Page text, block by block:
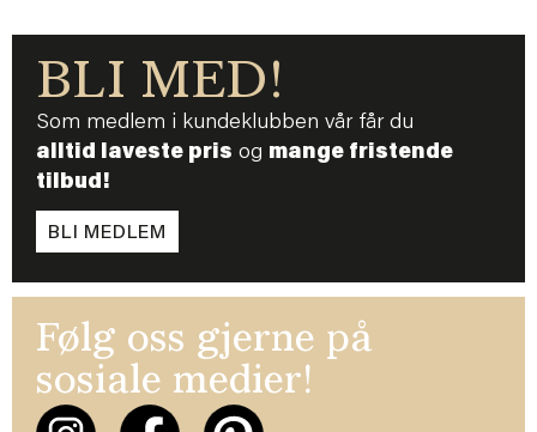
BLI MED!
Som medlem i kundeklubben vår får du
alltid laveste pris og mange fristende
tilbud!
BLI MEDLEM
Følg oss gjerne på
sosiale medier!